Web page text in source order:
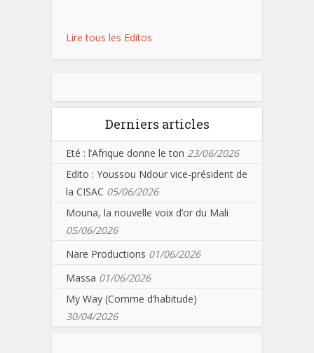
Lire tous les Editos
Derniers articles
Eté : l’Afrique donne le ton 23/06/2026
Edito : Youssou Ndour vice-président de
la CISAC 05/06/2026
Mouna, la nouvelle voix d’or du Mali
05/06/2026
Nare Productions 01/06/2026
Massa 01/06/2026
My Way (Comme d’habitude)
30/04/2026